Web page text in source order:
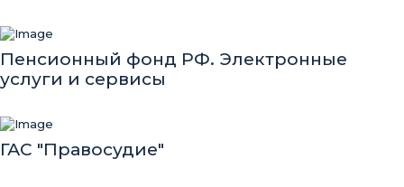
Пенсионный фонд РФ. Электронные
услуги и сервисы
ГАС "Правосудие"